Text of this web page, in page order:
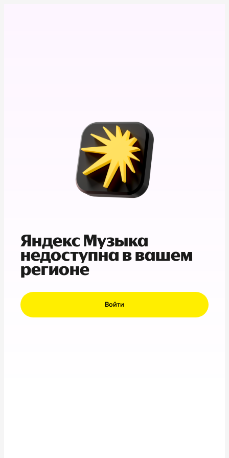
Яндекс Музыка
недоступна в вашем
регионе
Войти